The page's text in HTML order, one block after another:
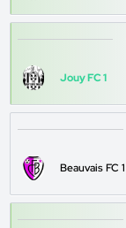
Jouy FC 1
Beauvais FC 1